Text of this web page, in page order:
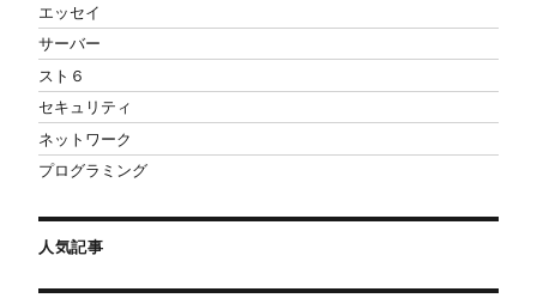
エッセイ
サーバー
スト６
セキュリティ
ネットワーク
プログラミング
人気記事